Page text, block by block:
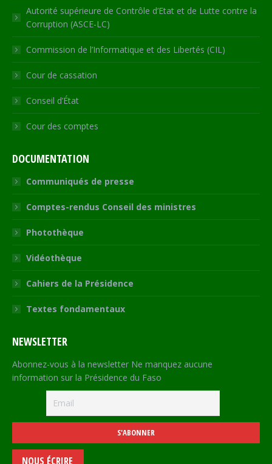
Autorité supérieure de Contrôle d’Etat et de Lutte contre la
Corruption (ASCE-LC)
Commission de l’Informatique et des Libertés (CIL)
Cour de cassation
Conseil d’État
Cour des comptes
DOCUMENTATION
Communiqués de presse
Comptes-rendus Conseil des ministres
Photothèque
Vidéothèque
Cahiers de la Présidence
Textes fondamentaux
NEWSLETTER
Abonnez-vous à la newsletter Ne manquez aucune
information sur la Présidence du Faso
NOUS ÉCRIRE